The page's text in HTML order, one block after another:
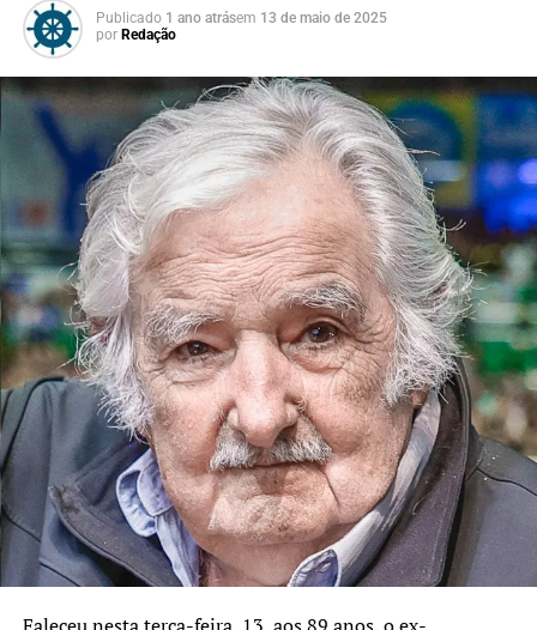
Publicado 1 ano atrásem 13 de maio de 2025
por Redação